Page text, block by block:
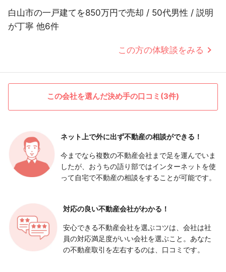
白山市の一戸建てを850万円で売却 / 50代男性 / 説明
が丁寧 他6件
この方の体験談をみる
この会社を選んだ決め手の口コミ(3件)
ネット上で外に出ず不動産の相談ができる！
今までなら複数の不動産会社まで足を運んでいま
したが、おうちの語り部ではインターネットを使
って自宅で不動産の相談をすることが可能です。
対応の良い不動産会社がわかる！
安心できる不動産会社を選ぶコツは、会社は社
員の対応満足度がいい会社を選ぶこと。あなた
の不動産取引を左右するのは、口コミです。